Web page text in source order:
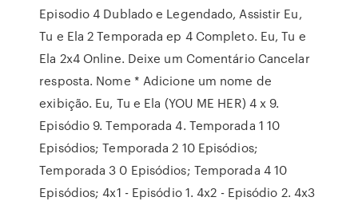
Episodio 4 Dublado e Legendado, Assistir Eu,
Tu e Ela 2 Temporada ep 4 Completo. Eu, Tu e
Ela 2x4 Online. Deixe um Comentário Cancelar
resposta. Nome * Adicione um nome de
exibição. Eu, Tu e Ela (YOU ME HER) 4 x 9.
Episódio 9. Temporada 4. Temporada 1 10
Episódios; Temporada 2 10 Episódios;
Temporada 3 0 Episódios; Temporada 4 10
Episódios; 4x1 - Episódio 1. 4x2 - Episódio 2. 4x3